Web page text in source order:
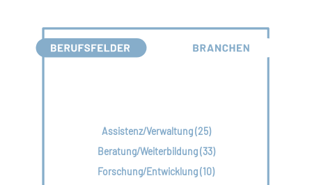
Assistenz/Verwaltung (25)
Beratung/Weiterbildung (33)
Forschung/Entwicklung (10)